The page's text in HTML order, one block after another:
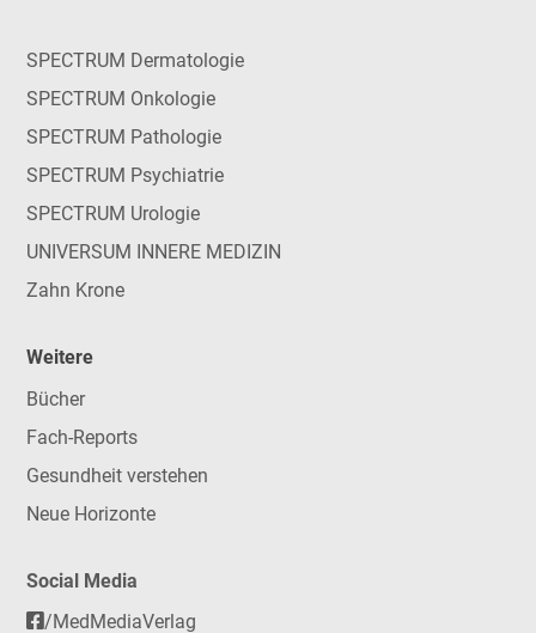
SPECTRUM Dermatologie
SPECTRUM Onkologie
SPECTRUM Pathologie
SPECTRUM Psychiatrie
SPECTRUM Urologie
UNIVERSUM INNERE MEDIZIN
Zahn Krone
Weitere
Bücher
Fach-Reports
Gesundheit verstehen
Neue Horizonte
Social Media
/MedMediaVerlag